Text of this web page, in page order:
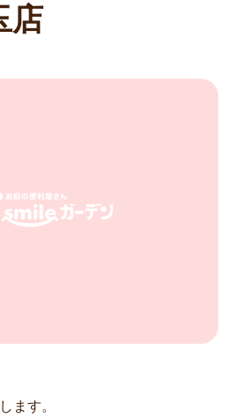
店
ます。